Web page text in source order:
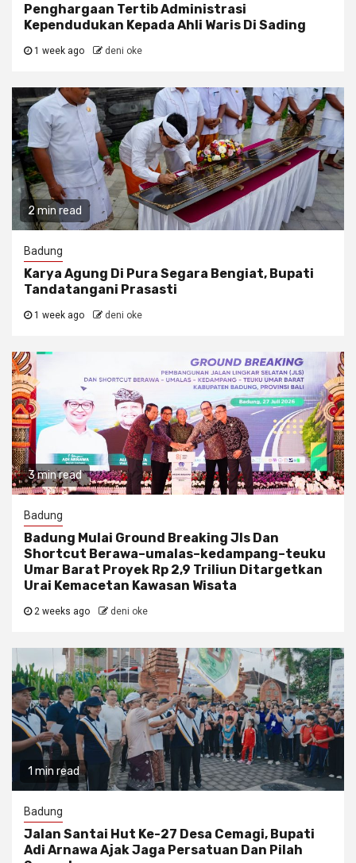
Penghargaan Tertib Administrasi
Kependudukan Kepada Ahli Waris Di Sading
1 week ago deni oke
2 min read
Badung
Karya Agung Di Pura Segara Bengiat, Bupati
Tandatangani Prasasti
1 week ago deni oke
3 min read
Badung
Badung Mulai Ground Breaking Jls Dan
Shortcut Berawa–umalas–kedampang–teuku
Umar Barat Proyek Rp 2,9 Triliun Ditargetkan
Urai Kemacetan Kawasan Wisata
2 weeks ago deni oke
1 min read
Badung
Jalan Santai Hut Ke-27 Desa Cemagi, Bupati
Adi Arnawa Ajak Jaga Persatuan Dan Pilah